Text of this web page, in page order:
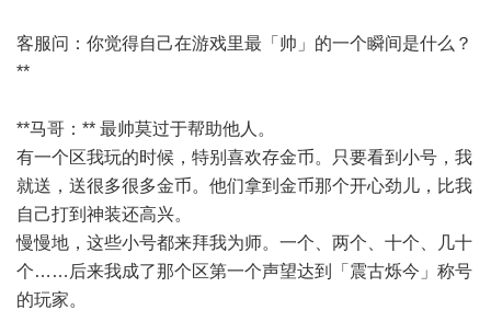
客服问：你觉得自己在游戏里最「帅」的一个瞬间是什么？
**
**马哥：** 最帅莫过于帮助他人。
有一个区我玩的时候，特别喜欢存金币。只要看到小号，我
就送，送很多很多金币。他们拿到金币那个开心劲儿，比我
自己打到神装还高兴。
慢慢地，这些小号都来拜我为师。一个、两个、十个、几十
个……后来我成了那个区第一个声望达到「震古烁今」称号
的玩家。